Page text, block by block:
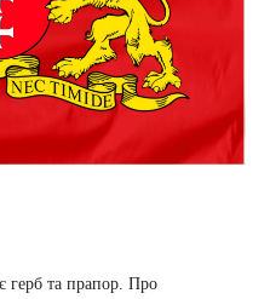
є герб та прапор. Про